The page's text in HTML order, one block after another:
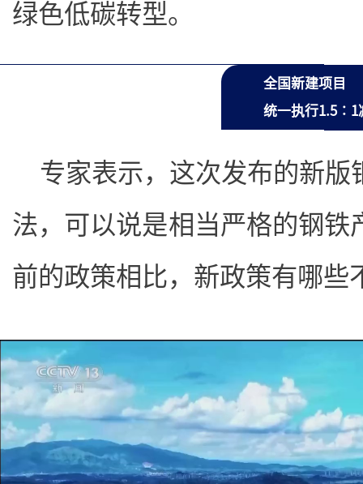
绿色低碳转型。
全国新建项目
统一执行1.5∶1
专家表示，这次发布的新
法，可以说是相当严格的钢铁
前的政策相比，新政策有哪些